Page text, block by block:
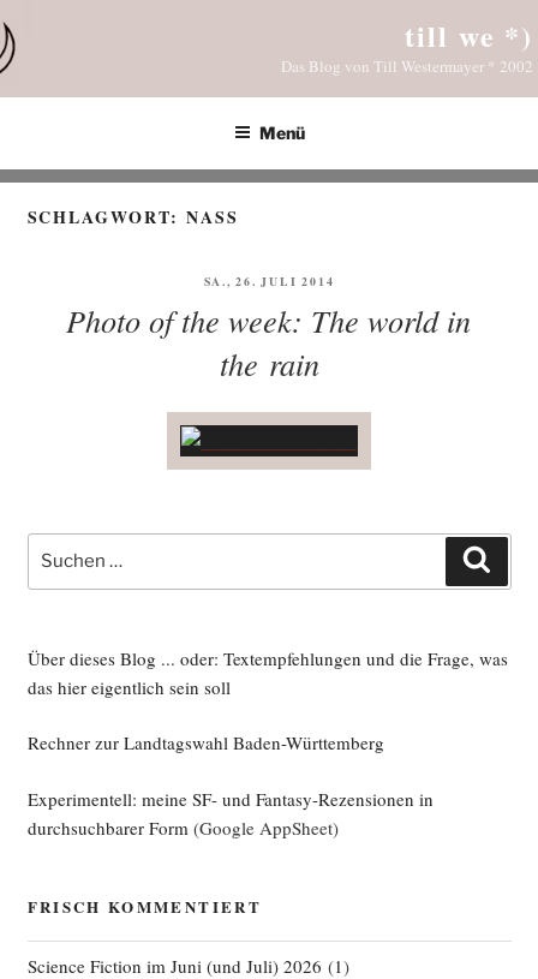
Inhalt
springen
till we *)
Das Blog von Till Westermayer * 2002
Menü
SCHLAGWORT:NASS
VERÖFFENTLICHT
SA., 26. JULI 2014
Photo of the week: The world in
the rain
Suche
nach:
Über dieses Blog ... oder: Textempfehlungen und die Frage, was
das hier eigentlich sein soll
Rechner zur Landtagswahl Baden-Württemberg
Experimentell: meine SF- und Fantasy-Rezensionen in
durchsuchbarer Form (Google AppSheet)
FRISCH KOMMENTIERT
Science Fiction im Juni (und Juli) 2026 (1)